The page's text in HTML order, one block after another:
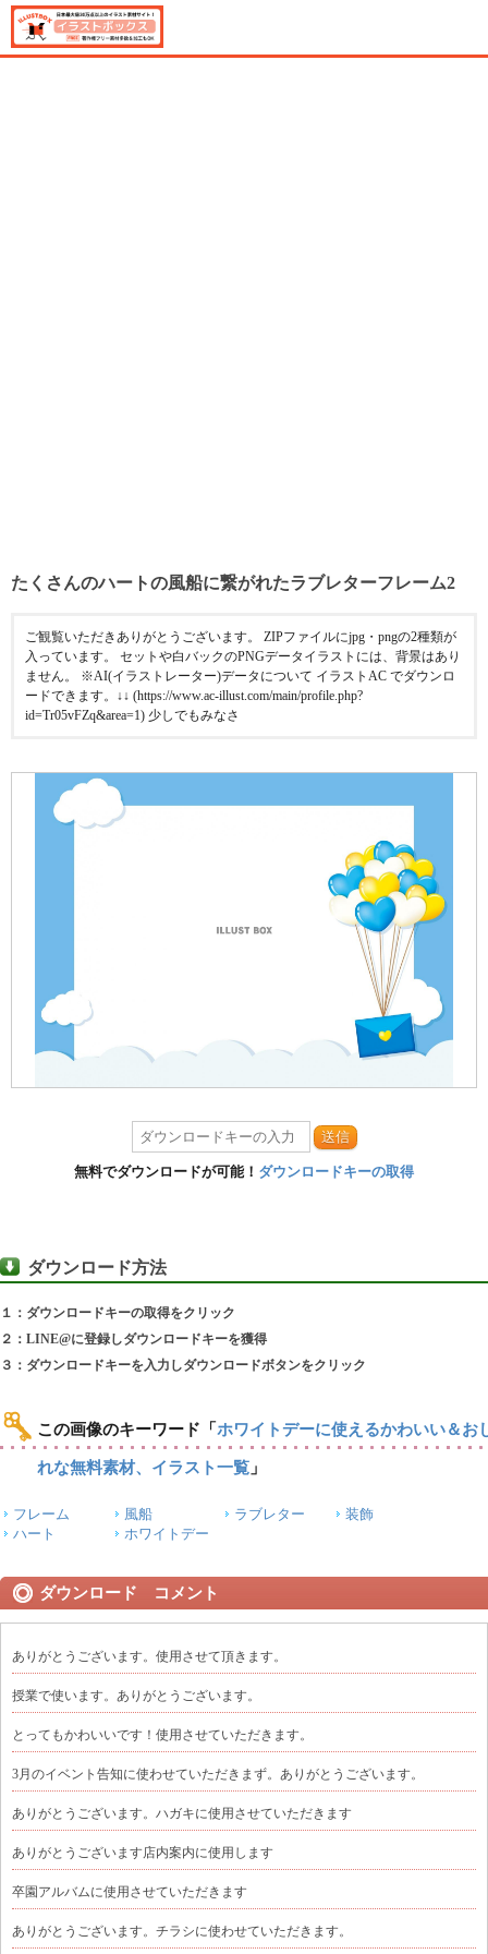
たくさんのハートの風船に繋がれたラブレターフレーム2
ご観覧いただきありがとうございます。 ZIPファイルにjpg・pngの2種類が
入っています。 セットや白バックのPNGデータイラストには、背景はあり
ません。 ※AI(イラストレーター)データについて イラストAC でダウンロ
ードできます。↓↓ (https://www.ac-illust.com/main/profile.php?
id=Tr05vFZq&area=1) 少しでもみなさ
送信
無料でダウンロードが可能！ ダウンロードキーの取得
ダウンロード方法
１：ダウンロードキーの取得をクリック
２：LINE@に登録しダウンロードキーを獲得
３：ダウンロードキーを入力しダウンロードボタンをクリック
この画像のキーワード 「 ホワイトデーに使えるかわいい＆お
れな無料素材、イラスト一覧 」
フレーム 風船 ラブレター
装飾
ハート
ホワイトデー
ダウンロード コメント
ありがとうございます。使用させて頂きます。
授業で使います。ありがとうございます。
とってもかわいいです！使用させていただきます。
3月のイベント告知に使わせていただきまず。ありがとうございます。
ありがとうございます。ハガキに使用させていただきます
ありがとうございます店内案内に使用します
卒園アルバムに使用させていただきます
ありがとうございます。チラシに使わせていただきます。